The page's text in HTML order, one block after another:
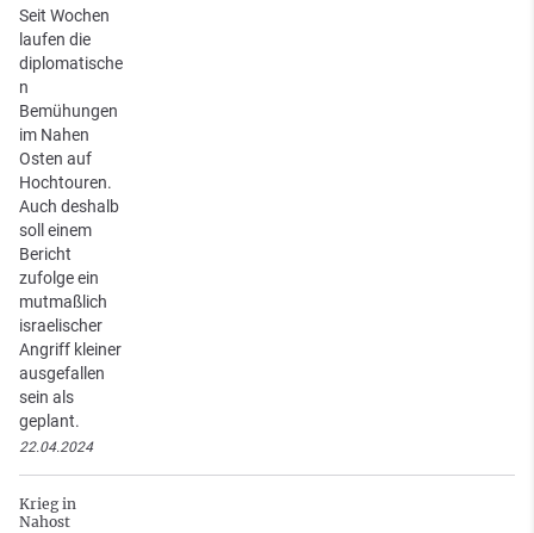
Seit Wochen
laufen die
diplomatische
n
Bemühungen
im Nahen
Osten auf
Hochtouren.
Auch deshalb
soll einem
Bericht
zufolge ein
mutmaßlich
israelischer
Angriff kleiner
ausgefallen
sein als
geplant.
22.04.2024
Krieg in
Nahost